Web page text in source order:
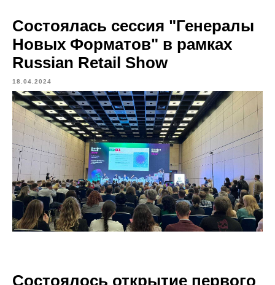
Состоялась сессия "Генералы
Новых Форматов" в рамках
Russian Retail Show
18.04.2024
Состоялось открытие первого